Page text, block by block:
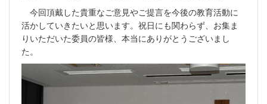
今回頂戴した貴重なご意見やご提言を今後の教育活動に
活かしていきたいと思います。祝日にも関わらず、お集ま
りいただいた委員の皆様、本当にありがとうございまし
た。